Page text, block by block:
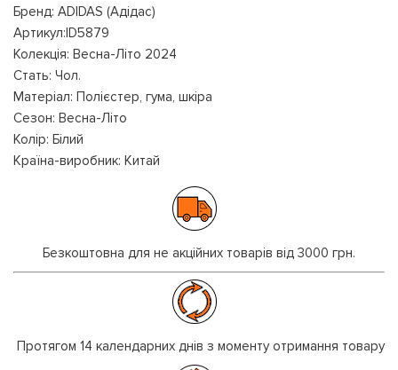
Бренд: ADIDAS (Адідас)
Артикул:ID5879
Колекція: Весна-Літо 2024
Стать: Чол.
Матеріал: Полієстер, гума, шкіра
Сезон: Весна-Літо
Колір: Білий
Країна-виробник: Китай
Безкоштовна для не акційних товарів від 3000 грн.
Протягом 14 календарних днів з моменту отримання товару